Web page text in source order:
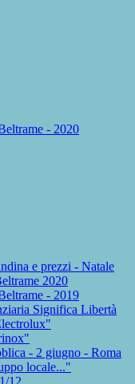
- 2020
e prezzi - Natale
2020
- 2019
Significa Libertà
- 2 giugno - Roma
locale..."